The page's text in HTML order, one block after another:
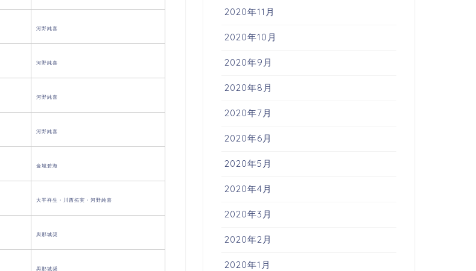
河野純喜
河野純喜
河野純喜
河野純喜
金城碧海
大平祥生・川西拓実・河野純喜
與那城奨
與那城奨
2020年11月
2020年10月
2020年9月
2020年8月
2020年7月
2020年6月
2020年5月
2020年4月
2020年3月
2020年2月
2020年1月